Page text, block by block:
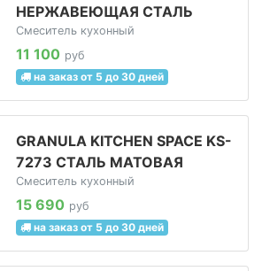
НЕРЖАВЕЮЩАЯ СТАЛЬ
Смеситель кухонный
11 100 руб
на заказ от 5 до 30 дней
GRANULA KITCHEN SPACE KS-
7273 СТАЛЬ МАТОВАЯ
Смеситель кухонный
15 690 руб
на заказ от 5 до 30 дней